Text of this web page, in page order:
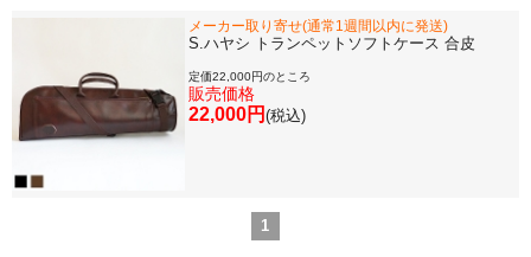
メーカー取り寄せ(通常1週間以内に発送)
S.ハヤシ トランペットソフトケース 合皮
定価22,000円のところ
販売価格
22,000円 (税込)
1
サポート・保証
よくあるご質問